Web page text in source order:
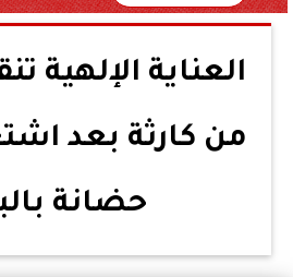
من كارثة بعد
حضانة